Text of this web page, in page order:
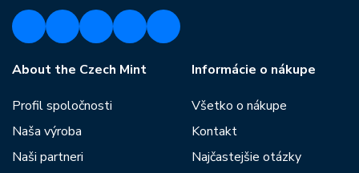
About the Czech Mint
Profil spoločnosti
Naša výroba
Naši partneri
Informácie o nákupe
Všetko o nákupe
Kontakt
Najčastejšie otázky